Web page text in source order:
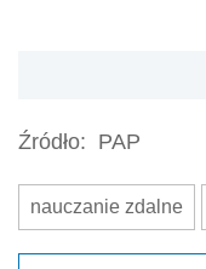
Źródło: PAP
nauczanie zdalne